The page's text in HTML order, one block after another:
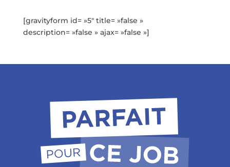
[gravityform id= »5″ title= »false »
description= »false » ajax= »false »]